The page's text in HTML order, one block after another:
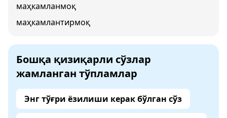
маҳкамланмоқ
маҳкамлантирмоқ
Бошқа қизиқарли сўзлар
жамланган тўпламлар
Энг тўғри ёзилиши керак бўлган сўз